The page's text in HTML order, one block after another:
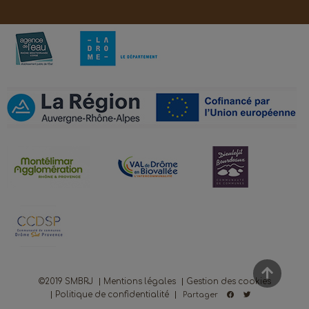
©2019 SMBRJ Mentions légales
Gestion des cookies
Politique de confidentialité
Partager